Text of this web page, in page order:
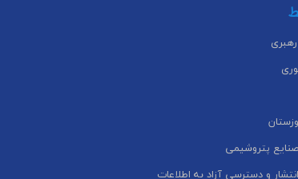
پتروشیمی
و دسترسی آزاد به اطلاعات